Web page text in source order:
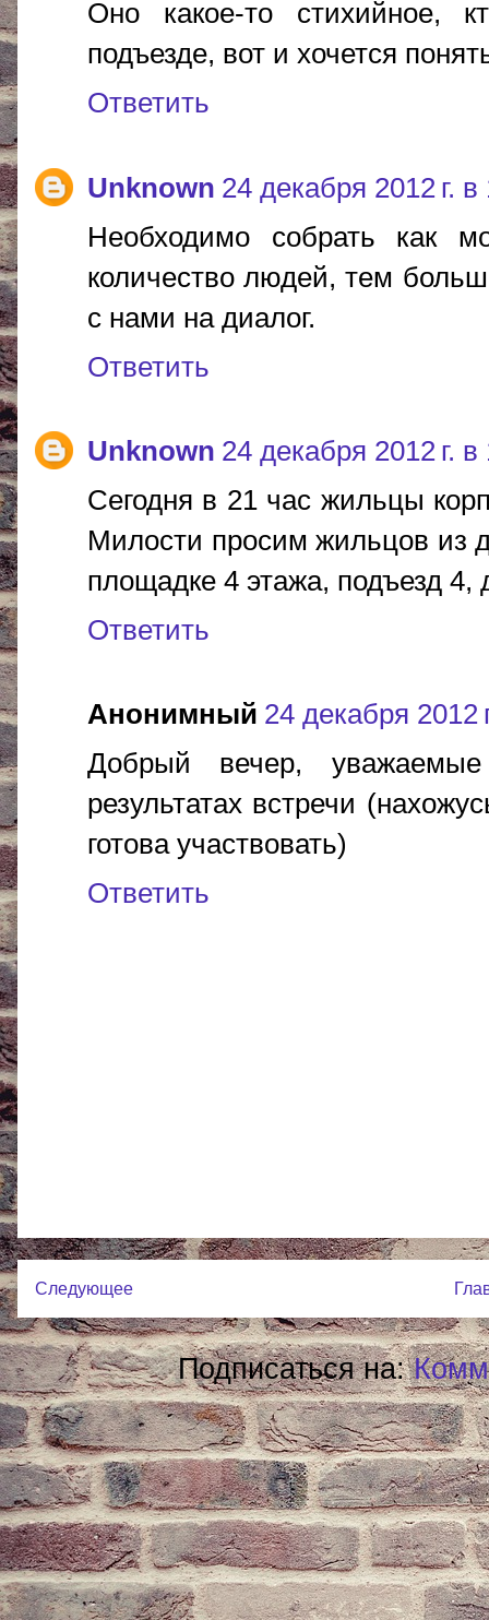
Оно какое-то стихийное,
подъезде, вот и хочется
Ответить
Unknown 24 декабря 2012 г. в
Необходимо собрать как
количество людей, тем
с нами на диалог.
Ответить
Unknown 24 декабря 2012 г. в
Сегодня в 21 час жильцы
Милости просим жильцов из
площадке 4 этажа, подъезд 4,
Ответить
Анонимный 24 декабря 2012
Добрый вечер,
результатах встречи
готова участвовать)
Ответить
Следующее
Подписаться на: